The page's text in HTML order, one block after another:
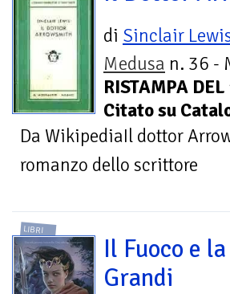
di Sinclair
Medusa n. 36 -
RISTAMPA
Citato su
Da WikipediaIl dottor
romanzo dello scrittore
LIBRI
Il Fuoco e
Grandi